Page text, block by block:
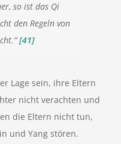
so ist das Qi
den Regeln von
[41]
Lage sein, ihre Eltern
nicht verachten und
die Eltern nicht tun,
und Yang stören.